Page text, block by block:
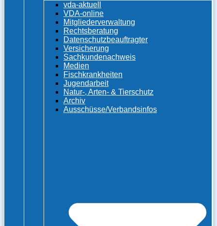
vda-aktuell
VDA-online
Mitgliederverwaltung
Rechtsberatung
Datenschutzbeauftragter
Versicherung
Sachkundenachweis
Medien
Fischkrankheiten
Jugendarbeit
Natur-, Arten- & Tierschutz
Archiv
Ausschüsse/Verbandsinfos